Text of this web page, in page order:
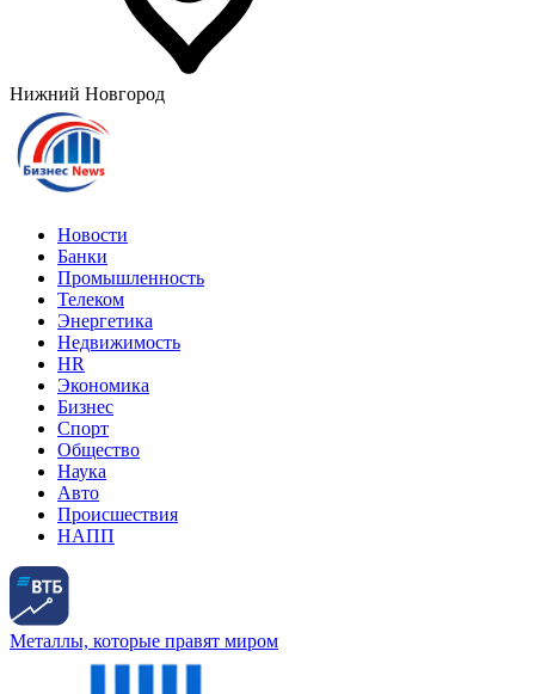
Нижний Новгород
Новости
Банки
Промышленность
Телеком
Энергетика
Недвижимость
HR
Экономика
Бизнес
Спорт
Общество
Наука
Авто
Происшествия
НАПП
Металлы, которые правят миром